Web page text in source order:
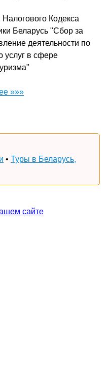
Налогового Кодекса
Беларусь "Сбор за
деятельности по
услуг в сфере
»»»
• Туры в Беларусь,
сайте